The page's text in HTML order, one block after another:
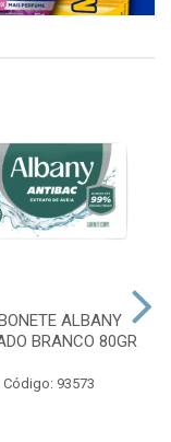
ALBANY
BRANCO 80GR
Código: 93573